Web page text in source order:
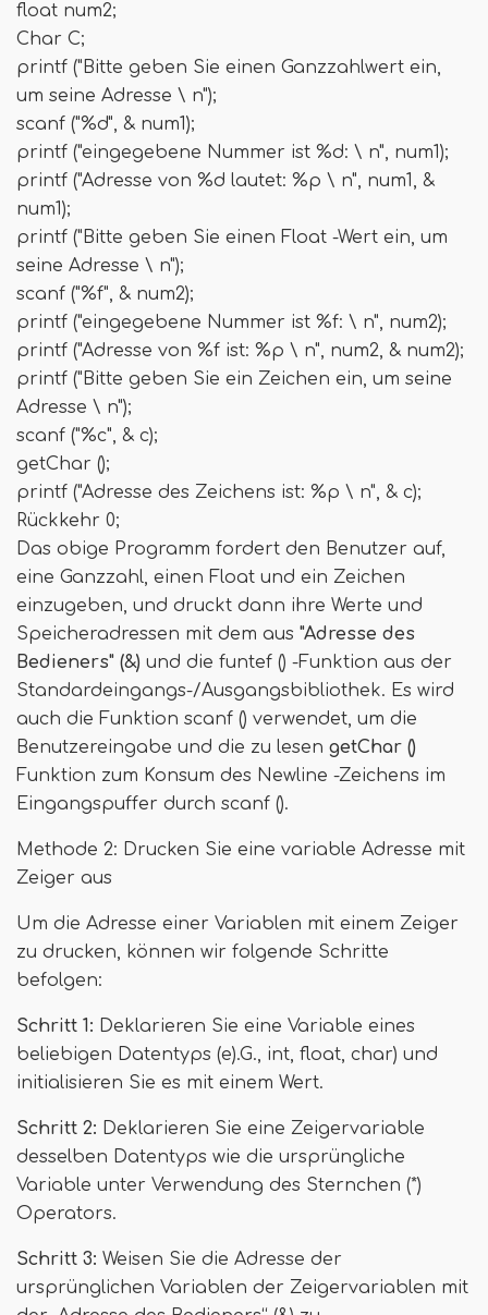
float num2;
Char C;
printf ("Bitte geben Sie einen Ganzzahlwert ein,
um seine Adresse \ n");
scanf ("%d", & num1);
printf ("eingegebene Nummer ist %d: \ n", num1);
printf ("Adresse von %d lautet: %p \ n", num1, &
num1);
printf ("Bitte geben Sie einen Float -Wert ein, um
seine Adresse \ n");
scanf ("%f", & num2);
printf ("eingegebene Nummer ist %f: \ n", num2);
printf ("Adresse von %f ist: %p \ n", num2, & num2);
printf ("Bitte geben Sie ein Zeichen ein, um seine
Adresse \ n");
scanf ("%c", & c);
getChar ();
printf ("Adresse des Zeichens ist: %p \ n", & c);
Rückkehr 0;
Das obige Programm fordert den Benutzer auf,
eine Ganzzahl, einen Float und ein Zeichen
einzugeben, und druckt dann ihre Werte und
Speicheradressen mit dem aus "Adresse des
Bedieners" (&) und die funtef () -Funktion aus der
Standardeingangs-/Ausgangsbibliothek. Es wird
auch die Funktion scanf () verwendet, um die
Benutzereingabe und die zu lesen getChar ()
Funktion zum Konsum des Newline -Zeichens im
Eingangspuffer durch scanf ().
Methode 2: Drucken Sie eine variable Adresse mit
Zeiger aus
Um die Adresse einer Variablen mit einem Zeiger
zu drucken, können wir folgende Schritte
befolgen:
Schritt 1: Deklarieren Sie eine Variable eines
beliebigen Datentyps (e).G., int, float, char) und
initialisieren Sie es mit einem Wert.
Schritt 2: Deklarieren Sie eine Zeigervariable
desselben Datentyps wie die ursprüngliche
Variable unter Verwendung des Sternchen (*)
Operators.
Schritt 3: Weisen Sie die Adresse der
ursprünglichen Variablen der Zeigervariablen mit